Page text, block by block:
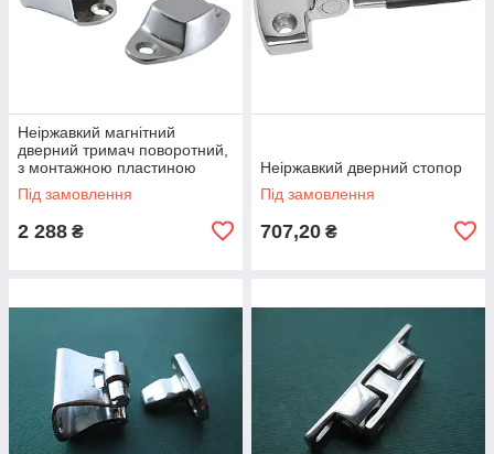
Неіржавкий магнітний
дверний тримач поворотний,
з монтажною пластиною
Під замовлення
2 288 ₴
Неіржавкий дверний стопор
Під замовлення
707,20 ₴